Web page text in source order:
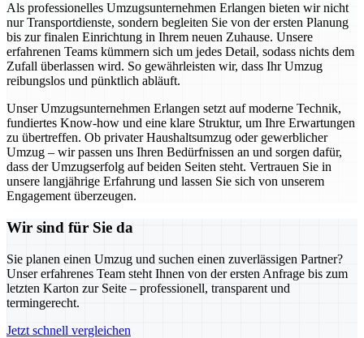
Als professionelles Umzugsunternehmen Erlangen bieten wir nicht
nur Transportdienste, sondern begleiten Sie von der ersten Planung
bis zur finalen Einrichtung in Ihrem neuen Zuhause. Unsere
erfahrenen Teams kümmern sich um jedes Detail, sodass nichts dem
Zufall überlassen wird. So gewährleisten wir, dass Ihr Umzug
reibungslos und pünktlich abläuft.
Unser Umzugsunternehmen Erlangen setzt auf moderne Technik,
fundiertes Know-how und eine klare Struktur, um Ihre Erwartungen
zu übertreffen. Ob privater Haushaltsumzug oder gewerblicher
Umzug – wir passen uns Ihren Bedürfnissen an und sorgen dafür,
dass der Umzugserfolg auf beiden Seiten steht. Vertrauen Sie in
unsere langjährige Erfahrung und lassen Sie sich von unserem
Engagement überzeugen.
Wir sind für Sie da
Sie planen einen Umzug und suchen einen zuverlässigen Partner?
Unser erfahrenes Team steht Ihnen von der ersten Anfrage bis zum
letzten Karton zur Seite – professionell, transparent und
termingerecht.
Jetzt schnell vergleichen